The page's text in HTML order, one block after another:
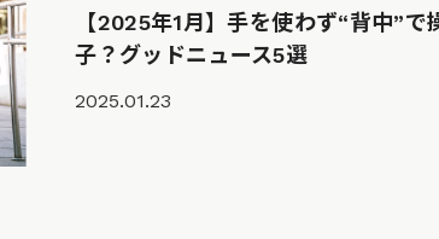
【2025年1月】手を使わず“背中”で
子？グッドニュース5選
2025.01.23